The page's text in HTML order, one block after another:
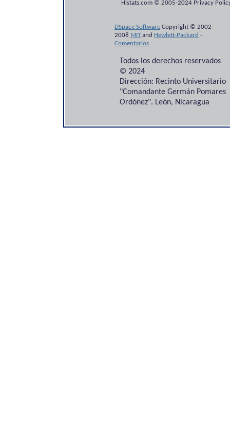
Histats.com © 2005-2024 Privacy
DSpace Software Copyright © 2002-
2008 MITand Hewlett-Packard -
Comentarios
Todos los derechos reservados
© 2024
Dirección: Recinto Universitario
"Comandante Germán Pomares
Ordóñez". León, Nicaragua